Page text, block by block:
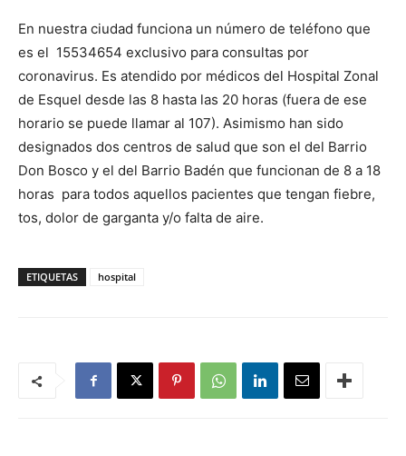
En nuestra ciudad funciona un número de teléfono que
es el 15534654 exclusivo para consultas por
coronavirus. Es atendido por médicos del Hospital Zonal
de Esquel desde las 8 hasta las 20 horas (fuera de ese
horario se puede llamar al 107). Asimismo han sido
designados dos centros de salud que son el del Barrio
Don Bosco y el del Barrio Badén que funcionan de 8 a 18
horas para todos aquellos pacientes que tengan fiebre,
tos, dolor de garganta y/o falta de aire.
ETIQUETAS hospital